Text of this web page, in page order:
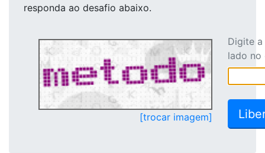
responda ao desafio abaixo.
[trocar imagem]
Digite
lado no